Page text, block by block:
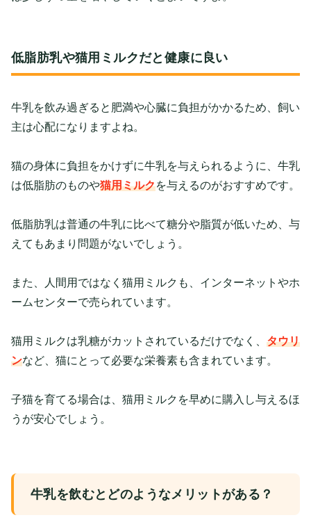
低脂肪乳や猫用ミルクだと健康に良い
牛乳を飲み過ぎると肥満や心臓に負担がかかるため、飼い
主は心配になりますよね。
猫の身体に負担をかけずに牛乳を与えられるように、牛乳
は低脂肪のものや猫用ミルクを与えるのがおすすめです。
低脂肪乳は普通の牛乳に比べて糖分や脂質が低いため、与
えてもあまり問題がないでしょう。
また、人間用ではなく猫用ミルクも、インターネットやホ
ームセンターで売られています。
猫用ミルクは乳糖がカットされているだけでなく、 タウリ
ンなど、猫にとって必要な栄養素も含まれています。
子猫を育てる場合は、猫用ミルクを早めに購入し与えるほ
うが安心でしょう。
牛乳を飲むとどのようなメリットがある？